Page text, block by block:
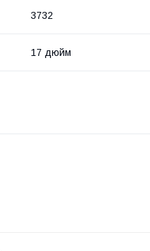
3732
17 дюйм